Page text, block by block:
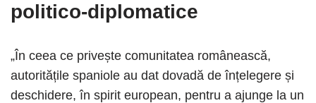
politico-diplomatice
„În ceea ce privește comunitatea românească,
autoritățile spaniole au dat dovadă de înțelegere și
deschidere, în spirit european, pentru a ajunge la un